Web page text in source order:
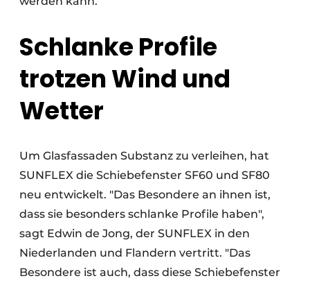
Schlanke Profile
trotzen Wind und
Wetter
Um Glasfassaden Substanz zu verleihen, hat
SUNFLEX die Schiebefenster SF60 und SF80
neu entwickelt. "Das Besondere an ihnen ist,
dass sie besonders schlanke Profile haben",
sagt Edwin de Jong, der SUNFLEX in den
Niederlanden und Flandern vertritt. "Das
Besondere ist auch, dass diese Schiebefenster